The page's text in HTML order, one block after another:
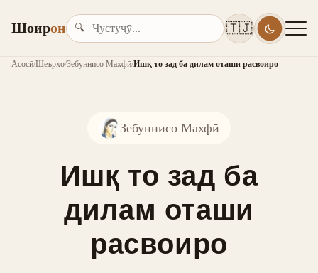
Шоирон 🔍 🇹🇯
Асосӣ/Шеърҳо/Зебуннисо Махфӣ/Ишқ то зад ба дилам оташи расвоиро
Зебуннисо Махфӣ
Ишқ то зад ба
дилам оташи
расвоиро